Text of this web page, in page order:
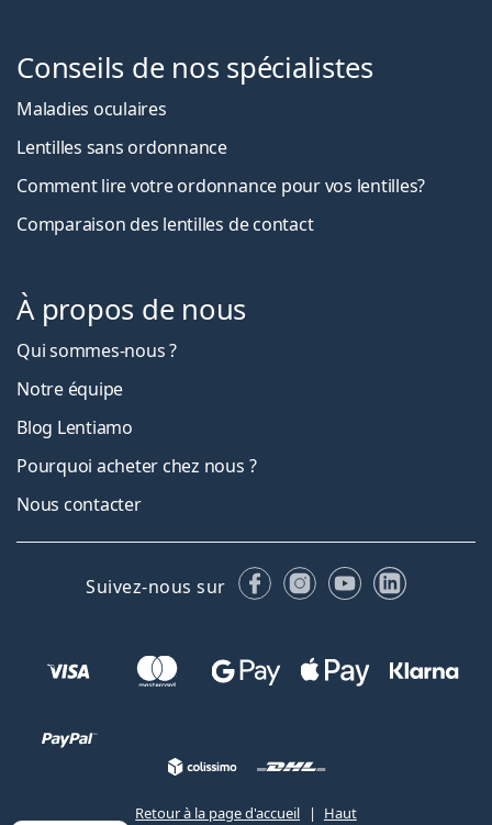
Conseils de nos spécialistes
Maladies oculaires
Lentilles sans ordonnance
Comment lire votre ordonnance pour vos lentilles?
Comparaison des lentilles de contact
À propos de nous
Qui sommes-nous ?
Notre équipe
Blog Lentiamo
Pourquoi acheter chez nous ?
Nous contacter
Suivez-nous sur FacebookInstagram
YouTubeLinkedIn
Retour à la page d'accueil Haut